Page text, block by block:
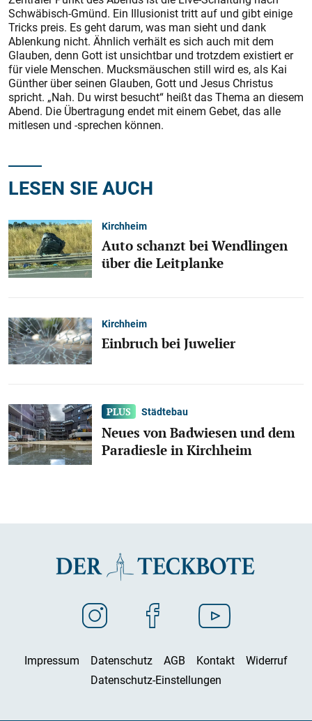
Schwäbisch-Gmünd. Ein Illusionist tritt auf und gibt einige
Tricks preis. Es geht darum, was man sieht und dank
Ablenkung nicht. Ähnlich verhält es sich auch mit dem
Glauben, denn Gott ist unsichtbar und trotzdem existiert er
für viele Menschen. Mucksmäuschen still wird es, als Kai
Günther über seinen Glauben, Gott und Jesus Christus
spricht. „Nah. Du wirst besucht“ heißt das Thema an diesem
Abend. Die Übertragung endet mit einem Gebet, das alle
mitlesen und -sprechen können.
LESEN SIE AUCH
Kirchheim
Auto schanzt bei Wendlingen
über die Leitplanke
Kirchheim
Einbruch bei Juwelier
Städtebau
Neues von Badwiesen und dem
Paradiesle in Kirchheim
Impressum Datenschutz AGB Kontakt
Widerruf
Datenschutz-Einstellungen